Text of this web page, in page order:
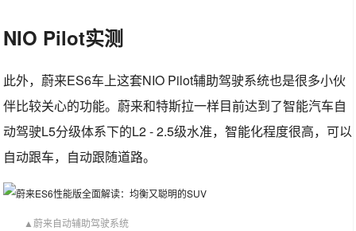
NIO Pilot实测
此外，蔚来ES6车上这套NIO Pilot辅助驾驶系统也是很多小伙
伴比较关心的功能。蔚来和特斯拉一样目前达到了智能汽车自
动驾驶L5分级体系下的L2 - 2.5级水准，智能化程度很高，可以
自动跟车，自动跟随道路。
▲蔚来自动辅助驾驶系统